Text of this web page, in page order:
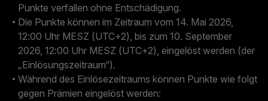
Punkte verfallen ohne Entschädigung.
Die Punkte können im Zeitraum vom 14. Mai 2026,
12:00 Uhr MESZ (UTC+2), bis zum 10. September
2026, 12:00 Uhr MESZ (UTC+2), eingelöst werden (der
„Einlösungszeitraum“).
Während des Einlösezeitraums können Punkte wie folgt
gegen Prämien eingelöst werden: